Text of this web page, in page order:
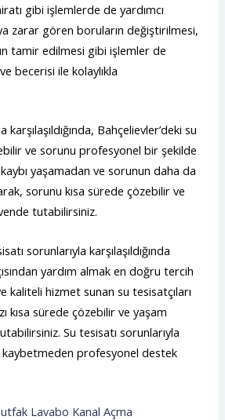
gibi işlemlerde de yardımcı
zarar gören boruların değiştirilmesi,
tamir edilmesi gibi işlemler de
becerisi ile kolaylıkla
karşılaşıldığında, Bahçelievler’deki su
ve sorunu profesyonel bir şekilde
yaşamadan ve sorunun daha da
sorunu kısa sürede çözebilir ve
tutabilirsiniz.
sorunlarıyla karşılaşıldığında
yardım almak en doğru tercih
kaliteli hizmet sunan su tesisatçıları
kısa sürede çözebilir ve yaşam
Su tesisatı sorunlarıyla
kaybetmeden profesyonel destek
Lavabo Kanal Açma